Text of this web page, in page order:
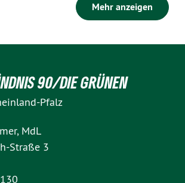
Mehr anzeigen
90/DIE GRÜNEN
Pfalz
MdL
Straße 3